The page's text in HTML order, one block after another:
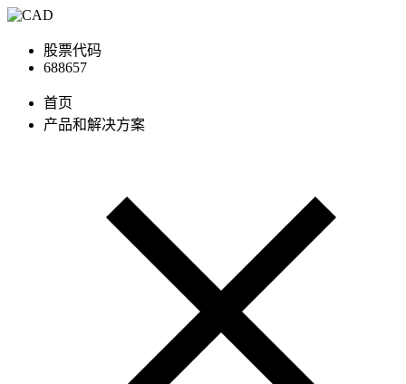
股票代码
688657
首页
产品和解决方案